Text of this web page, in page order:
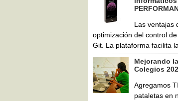
Las ventajas
optimización del control
Git. La plataforma facilita
Mejorando
Colegios
Agregamos
pataletas en